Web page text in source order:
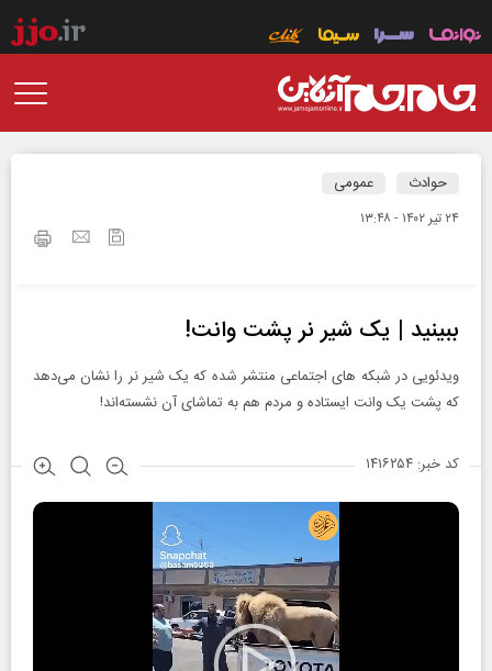
حوادث عمومی
۲۴ تير ۱۴۰۲ - ۱۳:۴۸
ببینید | یک شیر نر پشت وانت!
ویدئویی در شبکه‌ های اجتماعی منتشر شده که یک شیر نر را نشان می‌دهد
که پشت یک وانت ایستاده و مردم هم به تماشای آن نشسته‌اند!
کد خبر: ۱۴۱۶۲۵۴